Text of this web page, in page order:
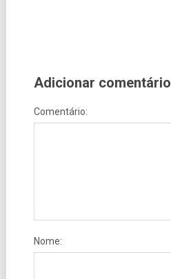
Adicionar comentário
Comentário:
Nome: